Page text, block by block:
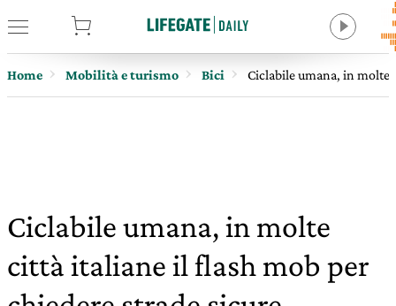
Home Mobilità e turismo Bici Ciclabile umana, in molte
Ciclabile umana, in molte
città italiane il flash mob per